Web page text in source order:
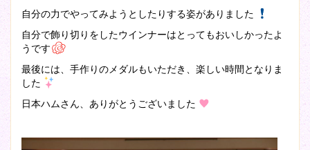
自分の力でやってみようとしたりする姿がありました
自分で飾り切りをしたウインナーはとってもおいしかったよ
うです
最後には、手作りのメダルもいただき、楽しい時間となりま
した
日本ハムさん、ありがとうございました